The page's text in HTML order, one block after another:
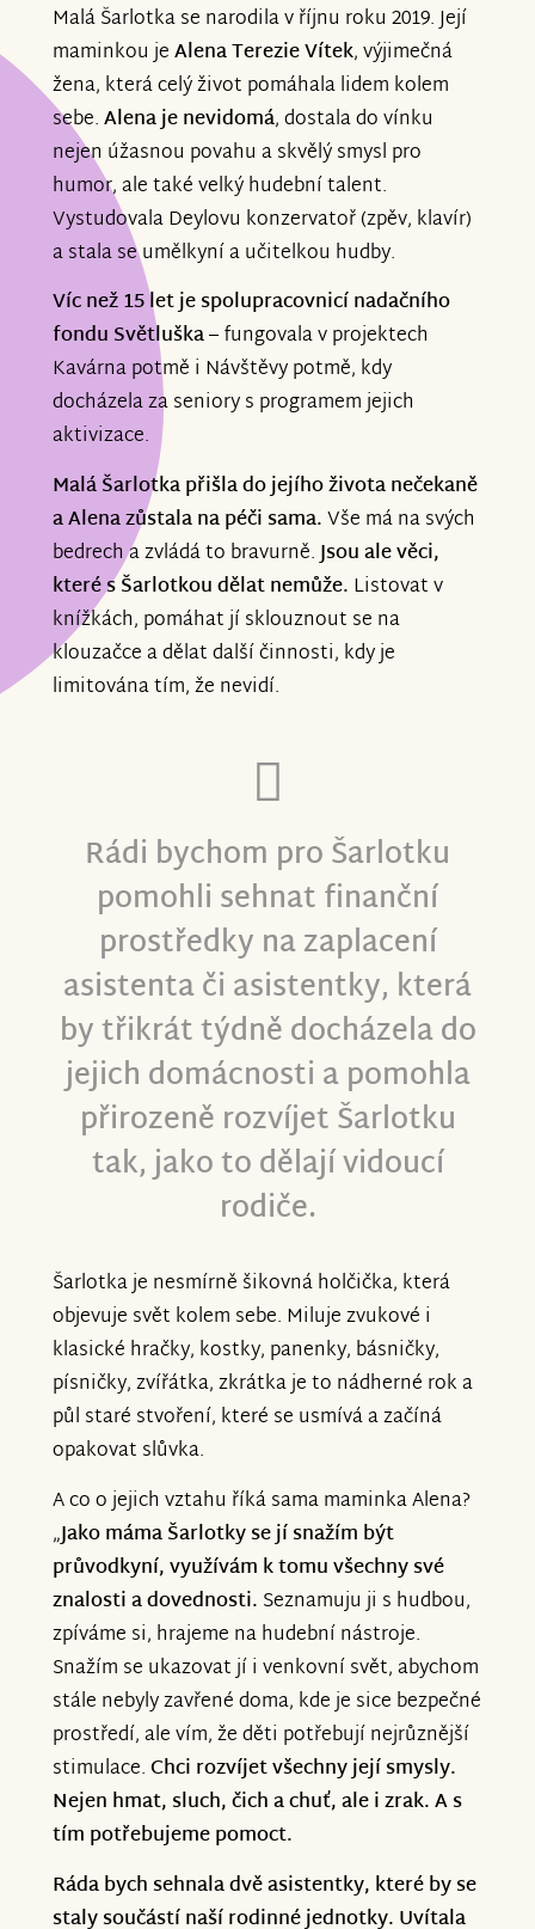
Malá Šarlotka se narodila v říjnu roku 2019. Její
maminkou jeAlena Terezie Vítek, výjimečná
žena, která celý život pomáhala lidem kolem
sebe.Alena je nevidomá, dostala do vínku
nejen úžasnou povahu a skvělý smysl pro
humor, ale také velký hudební talent.
Vystudovala Deylovu konzervatoř (zpěv, klavír)
a stala se umělkyní a učitelkou hudby.
Víc než 15 let je spolupracovnicí nadačního
fondu Světluška– fungovala v projektech
Kavárna potmě i Návštěvy potmě, kdy
docházela za seniory s programem jejich
aktivizace.
Malá Šarlotka přišla do jejího života nečekaně
a Alena zůstala na péči sama.Vše má na svých
bedrech a zvládá to bravurně.Jsou ale věci,
které s Šarlotkou dělat nemůže. Listovat v
knížkách, pomáhat jí sklouznout se na
klouzačce a dělat další činnosti, kdy je
limitována tím, že nevidí.
Rádi bychom pro Šarlotku
pomohli sehnat finanční
prostředky na zaplacení
asistenta či asistentky, která
by třikrát týdně docházela do
jejich domácnosti a pomohla
přirozeně rozvíjet Šarlotku
tak, jako to dělají vidoucí
rodiče.
Šarlotka je nesmírně šikovná holčička, která
objevuje svět kolem sebe. Miluje zvukové i
klasické hračky, kostky, panenky, básničky,
písničky, zvířátka, zkrátka je to nádherné rok a
půl staré stvoření, které se usmívá a začíná
opakovat slůvka.
A co o jejich vztahu říká sama maminka Alena?
„Jako máma Šarlotky se jí snažím být
průvodkyní, využívám k tomu všechny své
znalosti a dovednosti. Seznamuju ji s hudbou,
zpíváme si, hrajeme na hudební nástroje.
Snažím se ukazovat jí i venkovní svět, abychom
stále nebyly zavřené doma, kde je sice bezpečné
prostředí, ale vím, že děti potřebují nejrůznější
stimulace.Chci rozvíjet všechny její smysly.
Nejen hmat, sluch, čich a chuť, ale i zrak. A s
tím potřebujeme pomoct.
Ráda bych sehnala dvě asistentky, které by se
staly součástí naší rodinné jednotky. Uvítala